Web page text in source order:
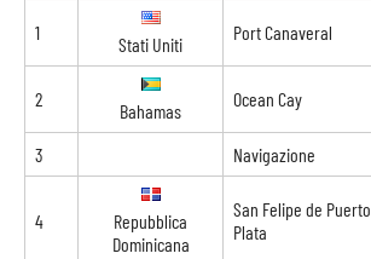
1
Stati Uniti
Port Canaveral
2
Bahamas
Ocean Cay
3 Navigazione
4
Repubblica
Dominicana
San Felipe de Puerto
Plata